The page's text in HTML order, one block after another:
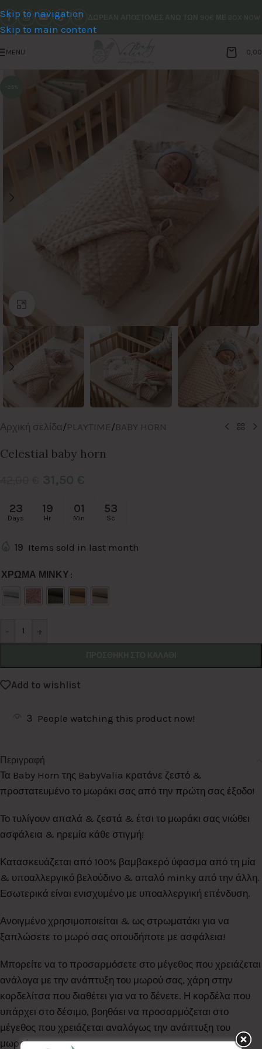
Skip to navigation
Skip to main content
MENU
Αρχική σελίδα/PLAYTIME/BABY HORN
Celestial baby horn
23
Days
19
Hr
01
Min
53
Sc
19 Items sold in last month
ΧΡΩΜΑ ΜΙΝΚΥ
- +
Alternative:
Add to wishlist
3 People watching this product now!
Περιγραφή
Τα Baby Horn της BabyValia κρατάνε ζεστό &
προστατευμένο το μωράκι σας από την πρώτη σας έξοδο!
Το τυλίγουν απαλά & ζεστά & έτσι το μωράκι σας νιώθει
ασφάλεια & ηρεμία κάθε στιγμή!
Κατασκευάζεται από 100% βαμβακερό ύφασμα από τη μία
& υποαλλεργικό βελούδινο & απαλό minky από την άλλη.
Εσωτερικά είναι ενισχυμένο με υποαλλεργική επένδυση.
Ανοιγμένο χρησιμοποιείται & ως στρωματάκι για να
ξαπλώσετε το μωρό σας οπουδήποτε με ασφάλεια!
Μπορείτε να το προσαρμόσετε στο μέγεθος που χρειάζεται
ανάλογα με την ανάπτυξη του μωρού σας, χάρη στην
κορδελίτσα που διαθέτει για να το δένετε. Η κορδέλα που
υπάρχει στο δέσιμο, βοηθάει να προσαρμόζεται στο
μέγεθος που χρειάζεται αναλόγως την ανάπτυξη του
μωρού.